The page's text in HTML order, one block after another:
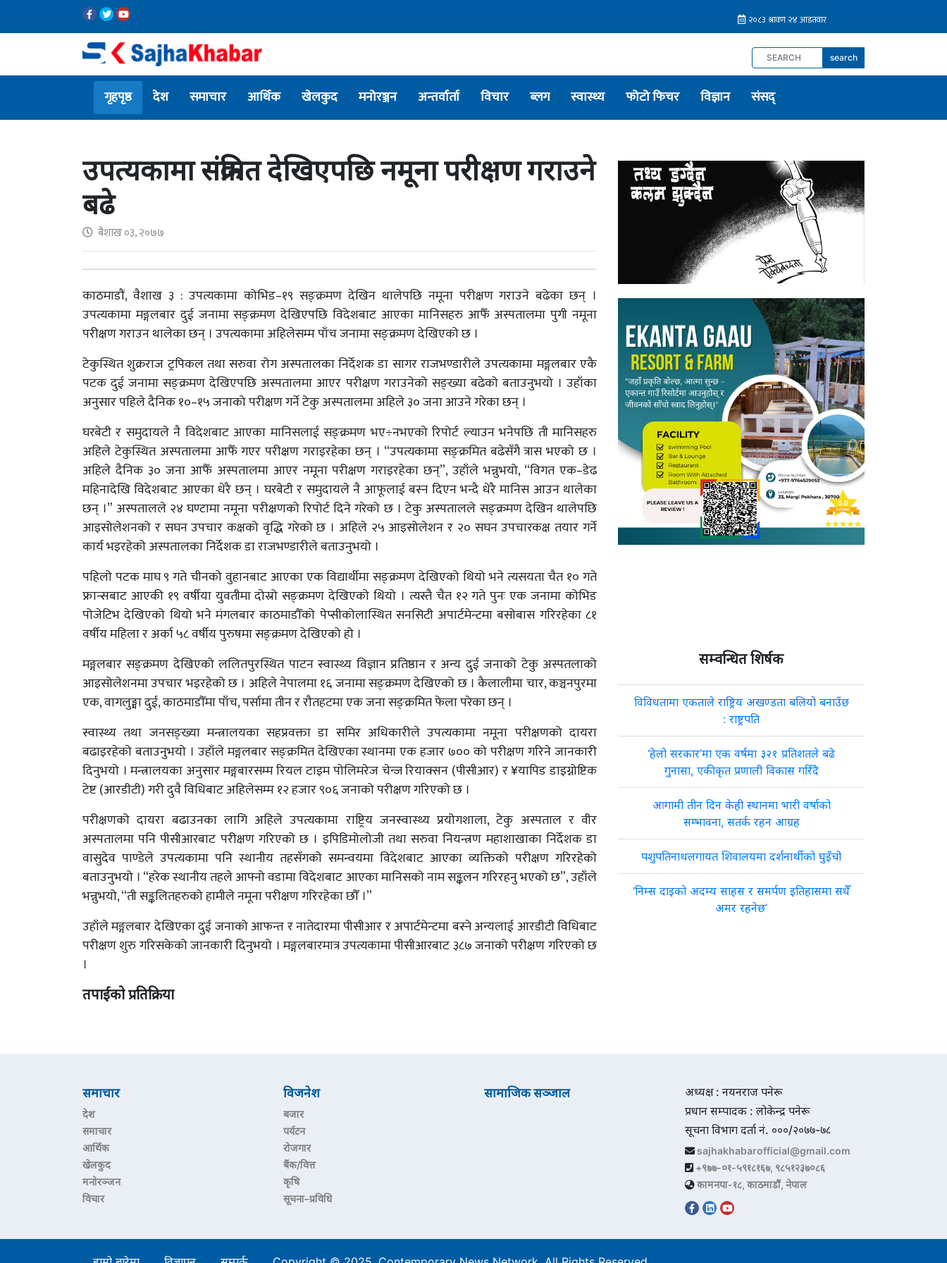
search
गृहपृष्ठ देश समाचार आर्थिक खेलकुद मनोरञ्जन अन्तर्वार्ता विचार ब्लग स्वास्थ्य फोटो फिचर विज्ञान संसद्
उपत्यकामा संक्रमित देखिएपछि नमूना परीक्षण गराउने
बढे
बैशाख ०३, २०७७
काठमाडौं, वैशाख ३ : उपत्यकामा कोभिड–१९ सङ्क्रमण देखिन थालेपछि नमूना परीक्षण गराउने बढेका छन् ।
उपत्यकामा मङ्गलबार दुई जनामा सङ्क्रमण देखिएपछि विदेशबाट आएका मानिसहरु आफैँ अस्पतालमा पुगी नमूना
परीक्षण गराउन थालेका छन् । उपत्यकामा अहिलेसम्म पाँच जनामा सङ्क्रमण देखिएको छ ।
टेकुस्थित शुक्रराज ट्रपिकल तथा सरुवा रोग अस्पतालका निर्देशक डा सागर राजभण्डारीले उपत्यकामा मङ्गलबार एकै
पटक दुई जनामा सङ्क्रमण देखिएपछि अस्पतालमा आएर परीक्षण गराउनेको सङ्ख्या बढेको बताउनुभयो । उहाँका
अनुसार पहिले दैनिक १०–१५ जनाको परीक्षण गर्ने टेकु अस्पतालमा अहिले ३० जना आउने गरेका छन् ।
घरबेटी र समुदायले नै विदेशबाट आएका मानिसलाई सङ्क्रमण भए÷नभएको रिपोर्ट ल्याउन भनेपछि ती मानिसहरु
अहिले टेकुस्थित अस्पतालमा आफैँ गएर परीक्षण गराइरहेका छन् । “उपत्यकामा सङ्क्रमित बढेसँगै त्रास भएको छ ।
अहिले दैनिक ३० जना आफैँ अस्पतालमा आएर नमूना परीक्षण गराइरहेका छन्”, उहाँले भन्नुभयो, “विगत एक–डेढ
महिनादेखि विदेशबाट आएका धेरै छन् । घरबेटी र समुदायले नै आफूलाई बस्न दिएन भन्दै धेरै मानिस आउन थालेका
छन् ।” अस्पतालले २४ घण्टामा नमूना परीक्षणको रिपोर्ट दिने गरेको छ । टेकु अस्पतालले सङ्क्रमण देखिन थालेपछि
आइसोलेशनको र सघन उपचार कक्षको वृद्धि गरेको छ । अहिले २५ आइसोलेशन र २० सघन उपचारकक्ष तयार गर्ने
कार्य भइरहेको अस्पतालका निर्देशक डा राजभण्डारीले बताउनुभयो ।
पहिलो पटक माघ ९ गते चीनको वुहानबाट आएका एक विद्यार्थीमा सङ्क्रमण देखिएको थियो भने त्यसयता चैत १० गते
फ्रान्सबाट आएकी १९ वर्षीया युवतीमा दोस्रो सङ्क्रमण देखिएको थियो । त्यस्तै चैत १२ गते पुनः एक जनामा कोभिड
पोजेटिभ देखिएको थियो भने मंगलबार काठमाडौँको पेप्सीकोलास्थित सनसिटी अपार्टमेन्टमा बसोबास गरिरहेका ८१
वर्षीय महिला र अर्का ५८ वर्षीय पुरुषमा सङ्क्रमण देखिएको हो ।
मङ्गलबार सङ्क्रमण देखिएको ललितपुरस्थित पाटन स्वास्थ्य विज्ञान प्रतिष्ठान र अन्य दुई जनाको टेकु अस्पतलाको
आइसोलेशनमा उपचार भइरहेको छ । अहिले नेपालमा १६ जनामा सङ्क्रमण देखिएको छ । कैलालीमा चार, कञ्चनपुरमा
एक, वागलुङ्मा दुई, काठमाडौँमा पाँच, पर्सामा तीन र रौतहटमा एक जना सङ्क्रमित फेला परेका छन् ।
स्वास्थ्य तथा जनसङ्ख्या मन्त्रालयका सहप्रवक्ता डा समिर अधिकारीले उपत्यकामा नमूना परीक्षणको दायरा
बढाइरहेको बताउनुभयो । उहाँले मङ्गलबार सङ्क्रमित देखिएका स्थानमा एक हजार ७०० को परीक्षण गरिने जानकारी
दिनुभयो । मन्त्रालयका अनुसार मङ्गबारसम्म रियल टाइम पोलिमरेज चेन्ज रियाक्सन (पीसीआर) र ¥यापिड डाइग्नोष्टिक
टेष्ट (आरडीटी) गरी दुवै विधिबाट अहिलेसम्म १२ हजार ९०६ जनाको परीक्षण गरिएको छ ।
परीक्षणको दायरा बढाउनका लागि अहिले उपत्यकामा राष्ट्रिय जनस्वास्थ्य प्रयोगशाला, टेकु अस्पताल र वीर
अस्पतालमा पनि पीसीआरबाट परीक्षण गरिएको छ । इपिडिमोलोजी तथा सरुवा नियन्त्रण महाशाखाका निर्देशक डा
वासुदेव पाण्डेले उपत्यकामा पनि स्थानीय तहसँगको समन्वयमा विदेशबाट आएका व्यक्तिको परीक्षण गरिरहेको
बताउनुभयो । “हरेक स्थानीय तहले आफ्नो वडामा विदेशबाट आएका मानिसको नाम सङ्कलन गरिरहनु भएको छ”, उहाँले
भन्नुभयो, “ती सङ्कलितहरुको हामीले नमूना परीक्षण गरिरहेका छौँ ।”
उहाँले मङ्गलबार देखिएका दुई जनाको आफन्त र नातेदारमा पीसीआर र अपार्टमेन्टमा बस्ने अन्यलाई आरडीटी विधिबाट
परीक्षण शुरु गरिसकेको जानकारी दिनुभयो । मङ्गलबारमात्र उपत्यकामा पीसीआरबाट ३८७ जनाको परीक्षण गरिएको छ
।
तपाईको प्रतिक्रिया
सम्वन्धित शिर्षक
विविधतामा एकताले राष्ट्रिय अखण्डता बलियो बनाउँछ
: राष्ट्रपति
‘हेलो सरकार’मा एक वर्षमा ३२१ प्रतिशतले बढे
गुनासा, एकीकृत प्रणाली विकास गरिँदै
आगामी तीन दिन केही स्थानमा भारी वर्षाको
सम्भावना, सतर्क रहन आग्रह
पशुपतिनाथलगायत शिवालयमा दर्शनार्थीको घुइँचो
‘निम्स दाइको अदम्य साहस र समर्पण इतिहासमा सधैँ
अमर रहनेछ’
समाचार
देश
समाचार
आर्थिक
खेलकुद
मनोरञ्जन
विचार
विजनेश
बजार
पर्यटन
रोजगार
बैंक/वित्त
कृषि
सूचना–प्रविधि
सामाजिक सञ्जाल
अध्यक्ष : नयनराज पनेरू
प्रधान सम्पादक : लोकेन्द्र पनेरू
सूचना विभाग दर्ता नं. ०००/२०७७-७८
sajhakhabarofficial@gmail.com
+९७७-०१-५९१८१६७, ९८५१२३७०८६
कामनपा-१८, काठमाडौं, नेपाल